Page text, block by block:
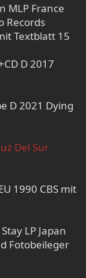
MLP France
Records
Textblatt 15
D 2017
D 2021 Dying
Del Sur
1990 CBS mit
LP Japan
Fotobeileger